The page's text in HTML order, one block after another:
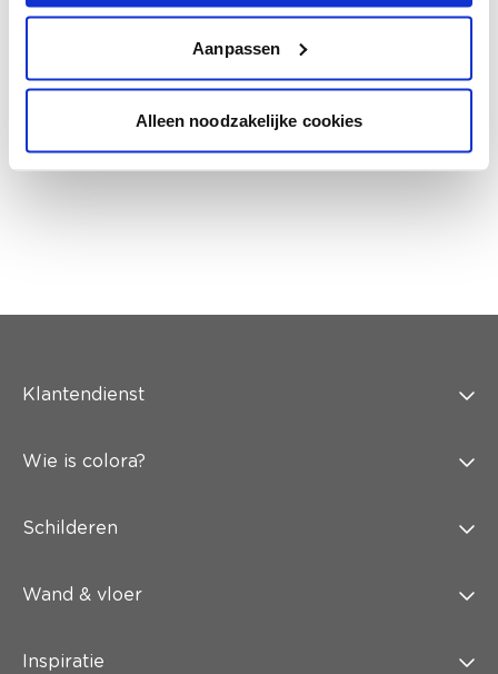
Aanpassen
Alleen noodzakelijke cookies
Krijg kleuradvies op basis van de lichtinval
en je meubels.
Krijg ineens een technologische check-up
Klantendienst
Wie is colora?
Schilderen
Wand & vloer
Inspiratie